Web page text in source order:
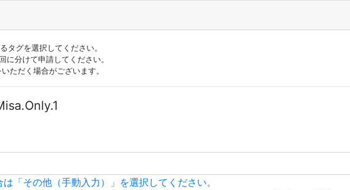
タグを選択してください。
に分けて申請してください。
ただく場合がございます。
「その他（手動入力）」を選択してください。